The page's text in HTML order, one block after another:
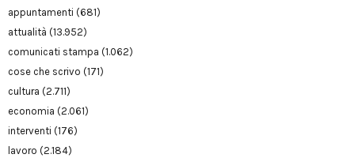
appuntamenti (681)
attualità (13.952)
comunicati stampa (1.062)
cose che scrivo (171)
cultura (2.711)
economia (2.061)
interventi (176)
lavoro (2.184)